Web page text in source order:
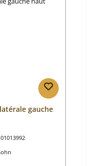
gauche
01013992